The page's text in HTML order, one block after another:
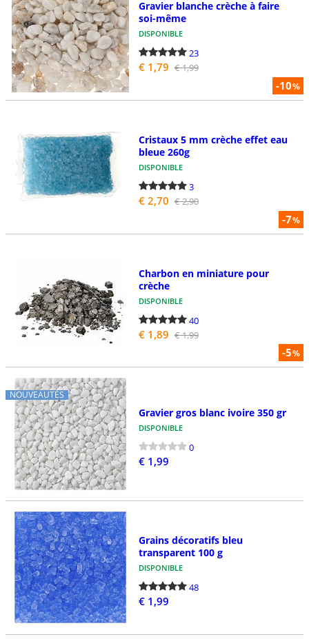
-10%
Gravier blanche crèche à faire
soi-même
DISPONIBLE
23
€ 1,79 € 1,99
-7%
Cristaux 5 mm crèche effet eau
bleue 260g
DISPONIBLE
3
€ 2,70 € 2,90
-5%
Charbon en miniature pour
crèche
DISPONIBLE
40
€ 1,89 € 1,99
NOUVEAUTÉS
Gravier gros blanc ivoire 350 gr
DISPONIBLE
0
€ 1,99
Grains décoratifs bleu
transparent 100 g
DISPONIBLE
48
€ 1,99